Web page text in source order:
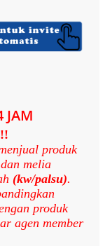
JAM
produk
melia
(kw/palsu).
produk
agen member